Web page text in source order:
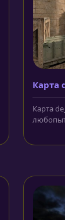
Карта
Карта